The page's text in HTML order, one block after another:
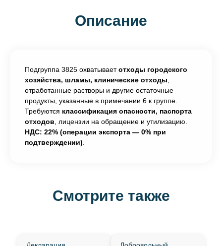
Описание
Подгруппа 3825 охватываетотходы городского
хозяйства, шламы, клинические отходы
отработанные растворы и другие остаточные
продукты, указанные в примечании 6 к группе.
Требуются классификация опасности, паспорта
отходов , лицензии на обращение и утилизацию.
НДС: 22% (операции экспорта — 0% при
подтверждении)
Смотрите также